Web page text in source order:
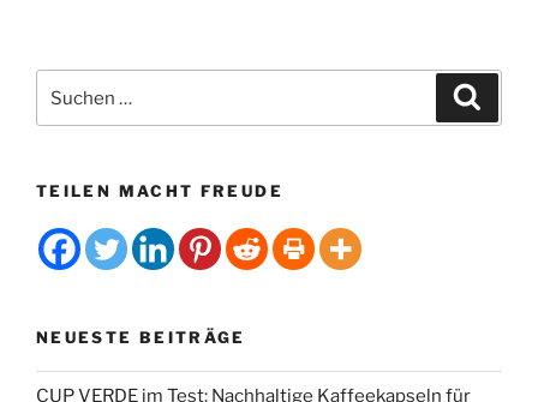
:
nach:
TEILEN MACHT FREUDE
NEUESTE BEITRÄGE
CUP VERDE im Test: Nachhaltige Kaffeekapseln für